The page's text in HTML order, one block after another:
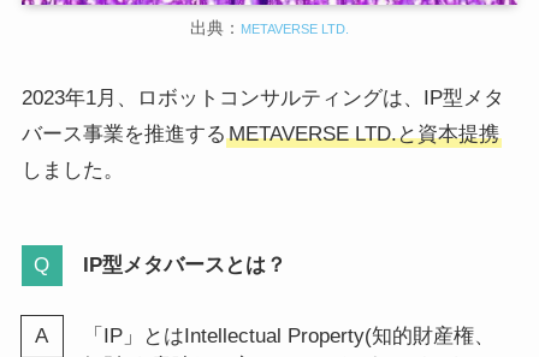
出典： METAVERSE LTD.
2023年1月、ロボットコンサルティングは、IP型メタ
バース事業を推進する METAVERSE LTD.と資本提携
しました。
IP型メタバースとは？
「IP」とはIntellectual Property(知的財産権、